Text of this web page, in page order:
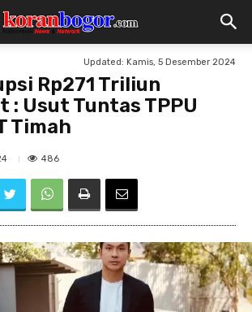
Updated: Kamis, 5 Desember 2024
Rp271 Triliun
: Usut Tuntas TPPU
Timah
486